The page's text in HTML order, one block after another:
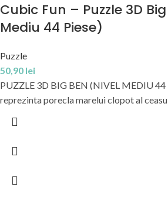
Cubic Fun – Puzzle 3D
Mediu 44 Piese)
Puzzle
50,90 lei
PUZZLE 3D BIG BEN (NIVEL MEDIU 44
reprezinta porecla marelui clopot al